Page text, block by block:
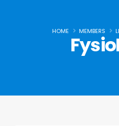
HOME MEMBERS